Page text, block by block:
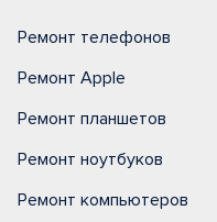
Ремонт телефонов
Ремонт Apple
Ремонт планшетов
Ремонт ноутбуков
Ремонт компьютеров